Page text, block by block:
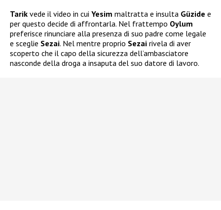
Tarik vede il video in cui Yesim maltratta e insulta Güzide e
per questo decide di affrontarla. Nel frattempo Oylum
preferisce rinunciare alla presenza di suo padre come legale
e sceglie Sezai. Nel mentre proprio Sezai rivela di aver
scoperto che il capo della sicurezza dell’ambasciatore
nasconde della droga a insaputa del suo datore di lavoro.